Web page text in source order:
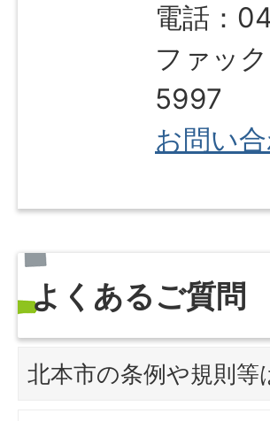
電話：
ファッ
5997
お問い
よくあるご質問
北本市の条例や規則